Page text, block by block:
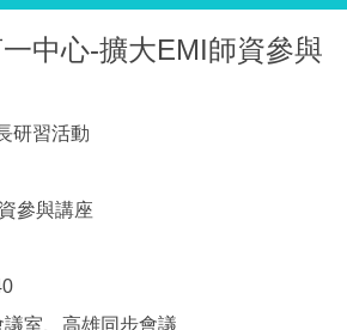
中心-擴大EMI師資參與
研習活動
參與講座
室、高雄同步會議